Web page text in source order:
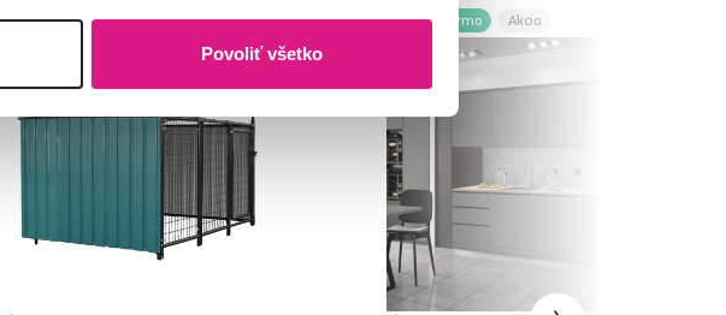
Povoliť všetko
Zadarmo Akcia Zadarmo
Akcia